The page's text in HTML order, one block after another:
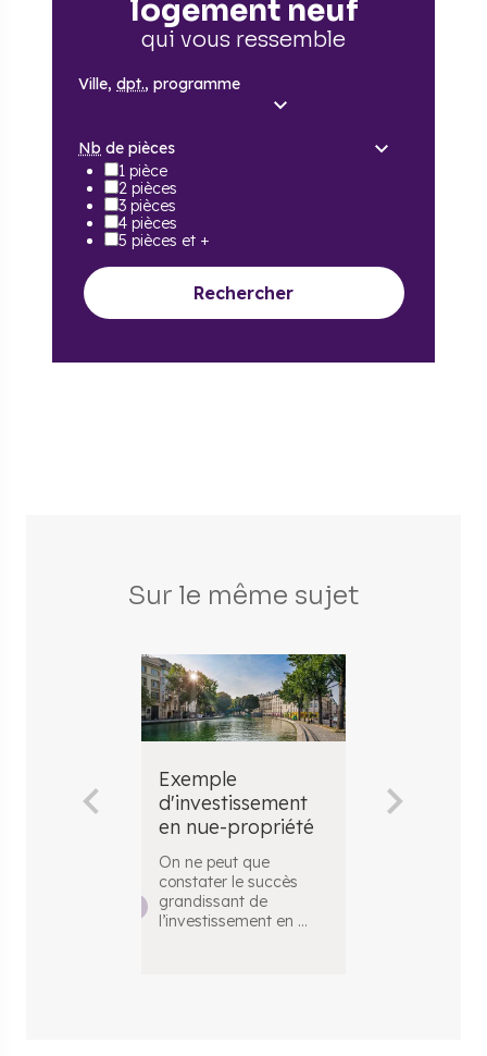
logement neuf
qui vous ressemble
Ville, dpt., programme
Nb de pièces
1 pièce
2 pièces
3 pièces
4 pièces
5 pièces et +
Rechercher
Sur le même sujet
Exemple
d'investissement
en nue-propriété
On ne peut que
constater le succès
grandissant de
l’investissement en ...
nue